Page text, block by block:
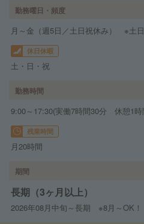
勤務曜日・頻度
月～金（週5日／土日祝休み） ※土
休日休暇
土・日・祝
勤務時間
9:00～17:30(実働7時間30分 休憩1時
残業時間
月20時間
期間
長期（3ヶ月以上）
2026年08月中旬～長期 ※8月～OK！